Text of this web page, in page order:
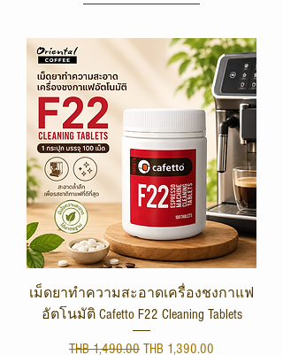
เม็ดยาทำความสะอาดเครื่องชงกาแฟ
อัตโนมัติ Cafetto F22 Cleaning Tablets
Regular Price
THB 1,490.00 Sale Price
THB 1,390.00